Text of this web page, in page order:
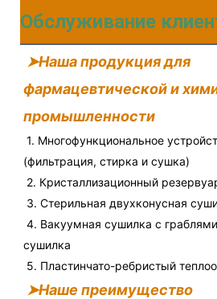
Обслуживание
➤Наша продукция для
фармацевтической и
промышленности
1. Многофункциональное
(фильтрация, стирка и сушка)
2. Кристаллизационный
3. Стерильная двухконусная
4. Вакуумная сушилка с
сушилка
5. Пластинчато-ребристый
➤Наше преимущество